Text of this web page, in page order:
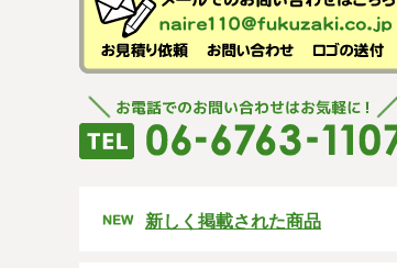
新しく掲載された商品